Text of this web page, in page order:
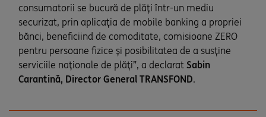
consumatorii se bucură de plăți într-un mediu
securizat, prin aplicația de mobile banking a propriei
bănci, beneficiind de comoditate, comisioane ZERO
pentru persoane fizice și posibilitatea de a susține
serviciile naționale de plăți”, a declarat Sabin
Carantină, Director General TRANSFOND.